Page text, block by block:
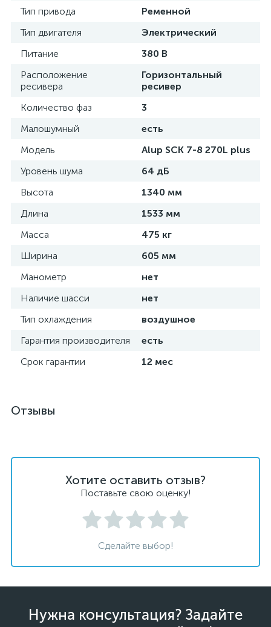
Тип привода
Ременной
Тип двигателя
Электрический
Питание
380 В
Расположение
ресивера
Горизонтальный
ресивер
Количество фаз
3
Малошумный
есть
Модель
Alup SCK 7-8 270L plus
Уровень шума
64 дБ
Высота
1340 мм
Длина
1533 мм
Масса
475 кг
Ширина
605 мм
Манометр
нет
Наличие шасси
нет
Тип охлаждения
воздушное
Гарантия производителя
есть
Срок гарантии
12 мес
Отзывы
Хотите оставить отзыв?
Поставьте свою оценку!
Сделайте выбор!
Нужна консультация? Задайте